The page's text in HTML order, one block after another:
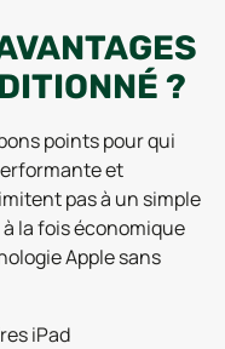
?
points pour qui
et
pas à un simple
la fois économique
Apple sans
iPad